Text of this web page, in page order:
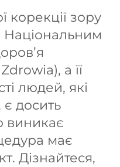
корекції зору
Національним
а її
людей, які
є досить
виникає
має
Дізнайтеся,